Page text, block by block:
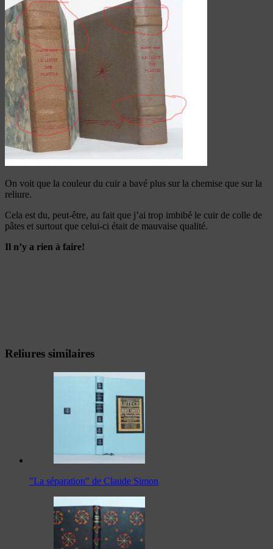
On voit que la couleur du cuir a bavé plus sur la chemise que sur la
reliure.
Cela est du, peut-être, au fait que j’ai trop imbibé le cuir de colle de
pâtes et surtout que celui-ci était de mauvaise qualité.
Il n’y a rien à faire!
Reliures similaires
"La séparation" de Claude Simon